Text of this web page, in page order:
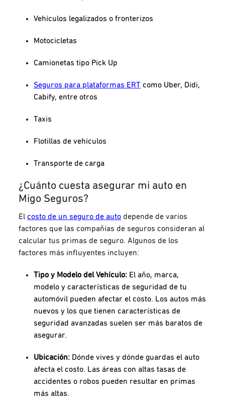
Vehículos legalizados o fronterizos
Motocicletas
Camionetas tipo Pick Up
Seguros para plataformas ERT como Uber, Didi,
Cabify, entre otros
Taxis
Flotillas de vehículos
Transporte de carga
¿Cuánto cuesta asegurar mi auto en
Migo Seguros?
Elcosto de un seguro de auto depende de varios
factores que las compañías de seguros consideran al
calcular tus primas de seguro. Algunos de los
factores más influyentes incluyen:
Tipo y Modelo del Vehículo: El año, marca,
modelo y características de seguridad de tu
automóvil pueden afectar el costo. Los autos más
nuevos y los que tienen características de
seguridad avanzadas suelen ser más baratos de
asegurar.
Ubicación: Dónde vives y dónde guardas el auto
afecta el costo. Las áreas con altas tasas de
accidentes o robos pueden resultar en primas
más altas.